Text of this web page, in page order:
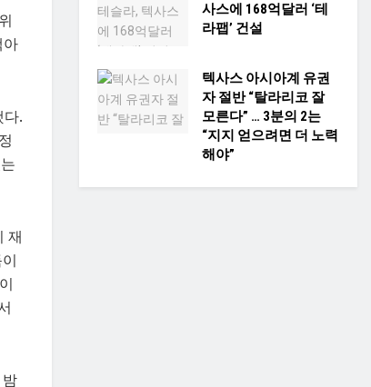
아
.
재
사스에 168억달러 ‘테
라팹’ 건설
텍사스 아시아계 유권
자 절반 “탈라리코 잘
모른다” … 3분의 2는
“지지 얻으려면 더 노력
해야”